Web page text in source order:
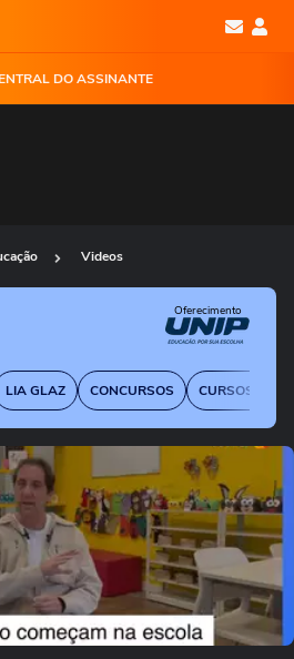
DO ASSINANTE
Videos
LIA GLAZ CONCURSOS CURSOS DE
Oferecimento
reproduzir o vídeo
novamente